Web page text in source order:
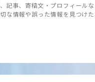
記事、寄稿文・プロフィール
な情報や誤った情報を見つけ